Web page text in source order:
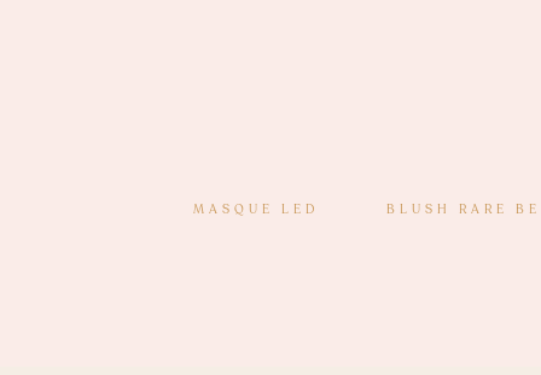
MASQUE LED BLUSH RARE